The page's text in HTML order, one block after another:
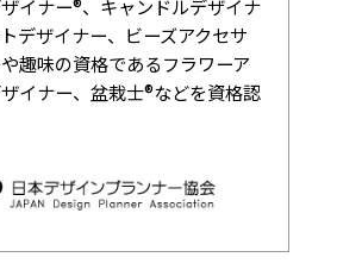
イナー®、キャンドルデザイナ
デザイナー、ビーズアクセサ
趣味の資格であるフラワーア
イナー、盆栽士®などを資格認